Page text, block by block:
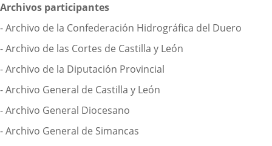
Archivos participantes
- Archivo de la Confederación Hidrográfica del Duero
- Archivo de las Cortes de Castilla y León
- Archivo de la Diputación Provincial
- Archivo General de Castilla y León
- Archivo General Diocesano
- Archivo General de Simancas